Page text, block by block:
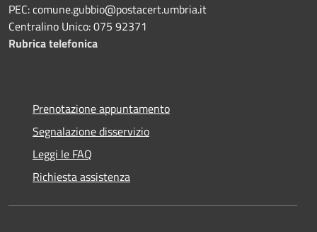
PEC: comune.gubbio@postacert.umbria.it
Centralino Unico: 075 92371
Rubrica telefonica
Prenotazione appuntamento
Segnalazione disservizio
Leggi le FAQ
Richiesta assistenza